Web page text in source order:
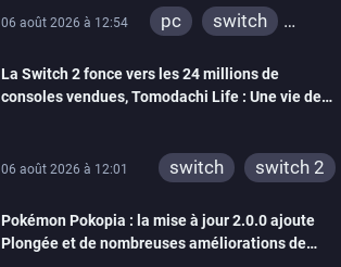
06 août 2026 à 12:54 pc
switch
xbox one
wiiu
3ds
ps3
switch 2
La Switch 2 fonce vers les 24 millions de
consoles vendues, Tomodachi Life : Une vie de
06 août 2026 à 12:01 switch switch 2
Pokémon Pokopia : la mise à jour 2.0.0 ajoute
Plongée et de nombreuses améliorations de